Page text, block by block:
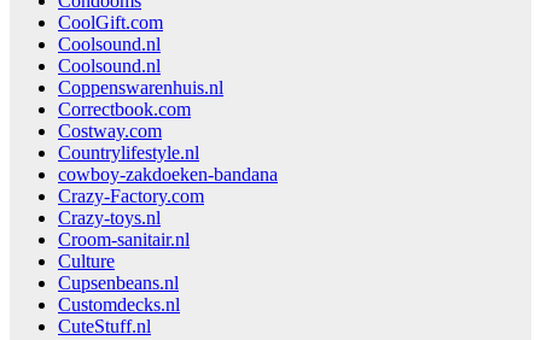
CoolGift.com
Coolsound.nl
Coolsound.nl
Coppenswarenhuis.nl
Correctbook.com
Costway.com
Countrylifestyle.nl
cowboy-zakdoeken-bandana
Crazy-Factory.com
Crazy-toys.nl
Croom-sanitair.nl
Culture
Cupsenbeans.nl
Customdecks.nl
CuteStuff.nl